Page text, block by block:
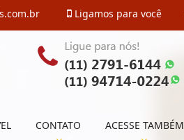
Ligamos para você
CONTATO ACESSE TAMBÉM